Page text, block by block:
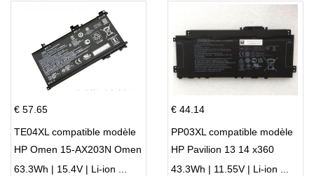
€ 57.65
TE04XL compatible modèle
HP Omen 15-AX203N Omen
15 Series Pavilion 15 Series
63.3Wh | 15.4V | Li-ion ...
€ 44.14
PP03XL compatible modèle
HP Pavilion 13 14 x360
L83388-AC1 L83388-421
43.3Wh | 11.55V | Li-ion ...